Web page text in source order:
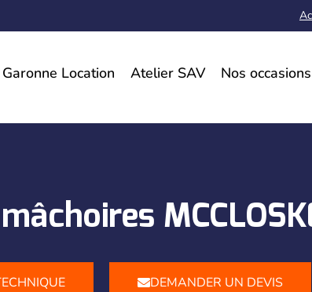
Garonne Location Atelier SAV Nos occasions
DEMANDER UN DEVIS